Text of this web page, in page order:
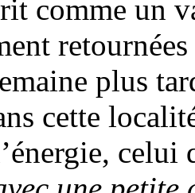
comme un
plus
cette